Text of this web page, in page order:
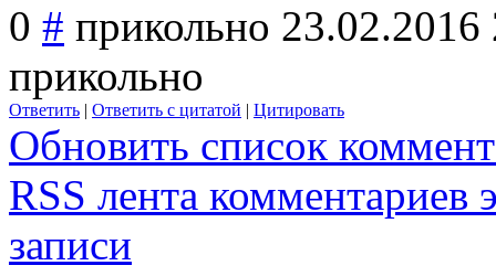
0 # прикольно 23.02.2016
прикольно
Ответить | Ответить с цитатой | Цитировать
Обновить список
RSS лента комментариев
записи